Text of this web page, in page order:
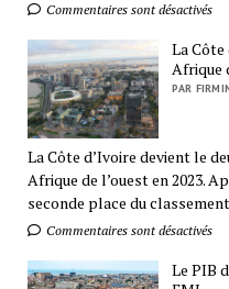
Commentaires sont désactivés
La Côte
Afrique
PAR
La Côte d’Ivoire devient le
Afrique de l’ouest en 2023.
seconde place du
Commentaires sont désactivés
Le PIB